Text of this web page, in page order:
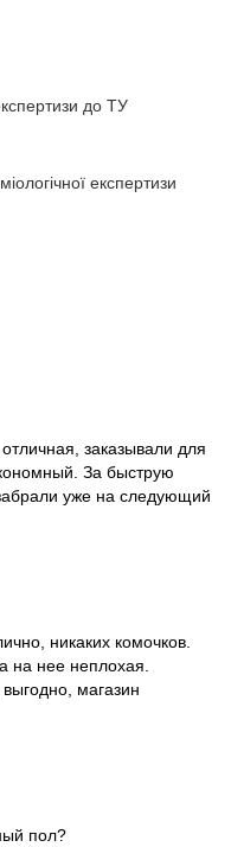
до ТУ
експертизи
заказывали для
За быструю
уже на следующий
никаких комочков.
на нее неплохая.
магазин
пол?